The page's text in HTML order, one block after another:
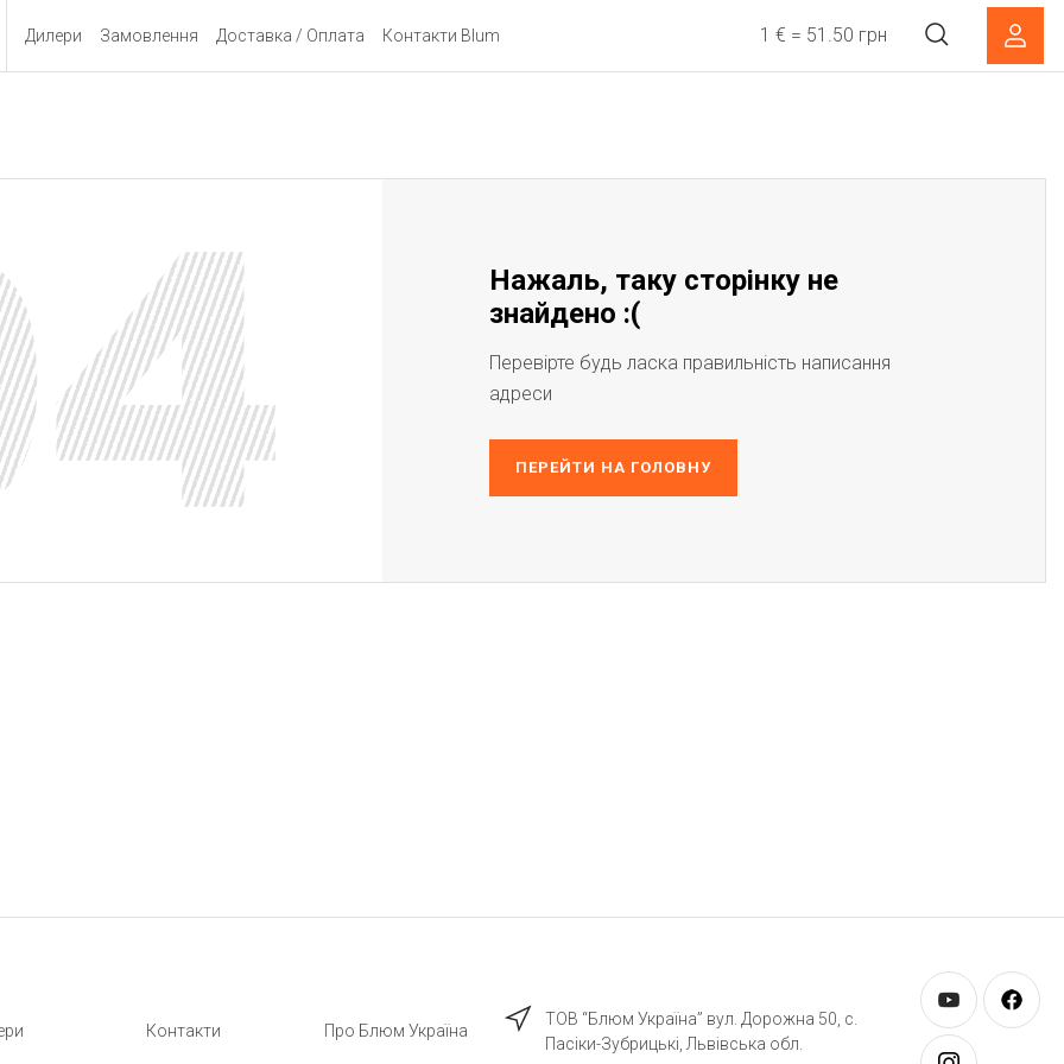
Дилери Замовлення Доставка / Оплата Контакти Blum 1 € = 51.50 грн
Нажаль, таку сторінку не
знайдено :(
Перевірте будь ласка правильність написання
адреси
ПЕРЕЙТИ НА ГОЛОВНУ
Контакти Про Блюм Україна
ТОВ “Блюм Україна” вул. Дорожна 50, c.
Пасіки-Зубрицькі, Львівська обл.